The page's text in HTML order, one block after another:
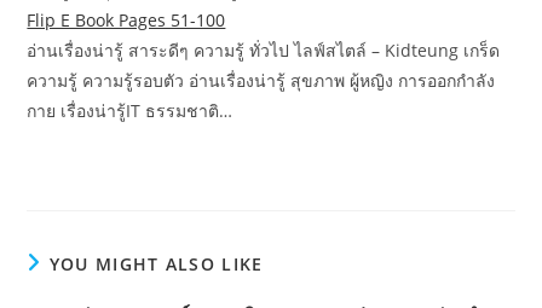
Flip E Book Pages 51-100
อ่านเรื่องน่ารู้ สาระดีๆ ความรู้ ทั่วไป ไลฟ์สไตล์ – Kidteung เกร็ด
ความรู้ ความรู้รอบตัว อ่านเรื่องน่ารู้ สุขภาพ ผู้หญิง การออกกำลัง
กาย เรื่องน่ารู้IT ธรรมชาติ…
YOU MIGHT ALSO LIKE